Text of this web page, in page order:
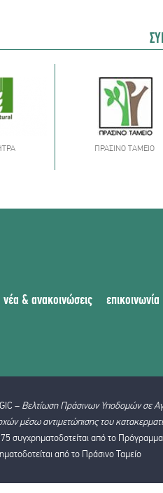
ΠΡΆΣΙΝΟ ΤΑΜΕΊΟ
νέα & ανακοινώσεις επικοινωνία
– Βελτίωση Πράσινων Υποδομών σε
μέσω αντιμετώπισης του
συγχρηματοδοτείται από το
από το Πράσινο Ταμείο